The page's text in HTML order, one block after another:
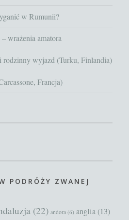
w Rumunii?
wrażenia amatora
rodzinny wyjazd (Turku, Finlandia)
Francja)
PODRÓŻY ZWANEJ
(22) andora (6) anglia (13)